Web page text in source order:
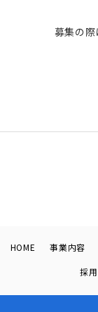
募集の際
HOME 事業内容
採